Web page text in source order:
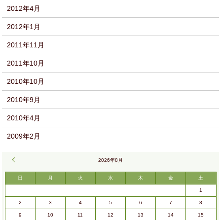
2012年4月
2012年1月
2011年11月
2011年10月
2010年10月
2010年9月
2010年4月
2009年2月
2026年8月
日 月 火 水 木 金 土
1
2 3 4 5 6 7 8
9 10 11 12 13 14 15